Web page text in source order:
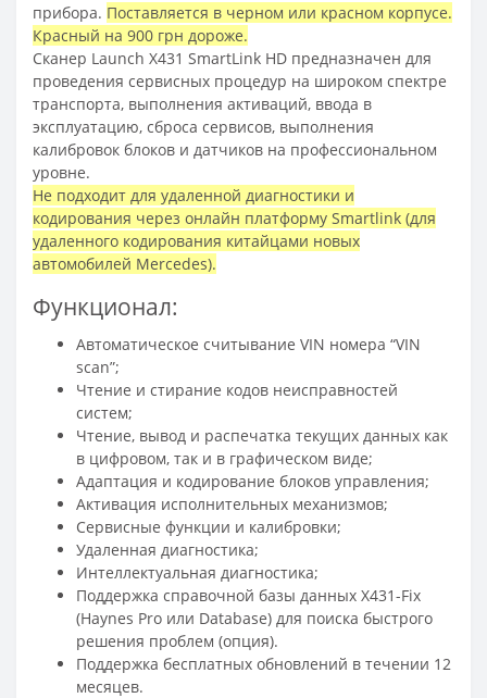
прибора. Поставляется в черном или красном корпусе.
Красный на 900 грн дороже.
Сканер Launch X431 SmartLink HD предназначен для
проведения сервисных процедур на широком спектре
транспорта, выполнения активаций, ввода в
эксплуатацию, сброса сервисов, выполнения
калибровок блоков и датчиков на профессиональном
уровне.
Не подходит для удаленной диагностики и
кодирования через онлайн платформу Smartlink (для
удаленного кодирования китайцами новых
автомобилей Mercedes).
Функционал:
Автоматическое считывание VIN номера “VIN
scan”;
Чтение и стирание кодов неисправностей
систем;
Чтение, вывод и распечатка текущих данных как
в цифровом, так и в графическом виде;
Адаптация и кодирование блоков управления;
Активация исполнительных механизмов;
Сервисные функции и калибровки;
Удаленная диагностика;
Интеллектуальная диагностика;
Поддержка справочной базы данных X431-Fix
(Haynes Pro или Database) для поиска быстрого
решения проблем (опция).
Поддержка бесплатных обновлений в течении 12
месяцев.